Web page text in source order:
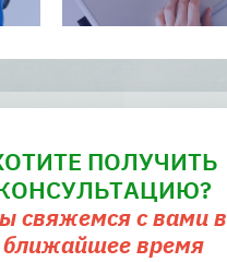
ПОЛУЧИТЬ
свяжемся с вами в
ближайшее время